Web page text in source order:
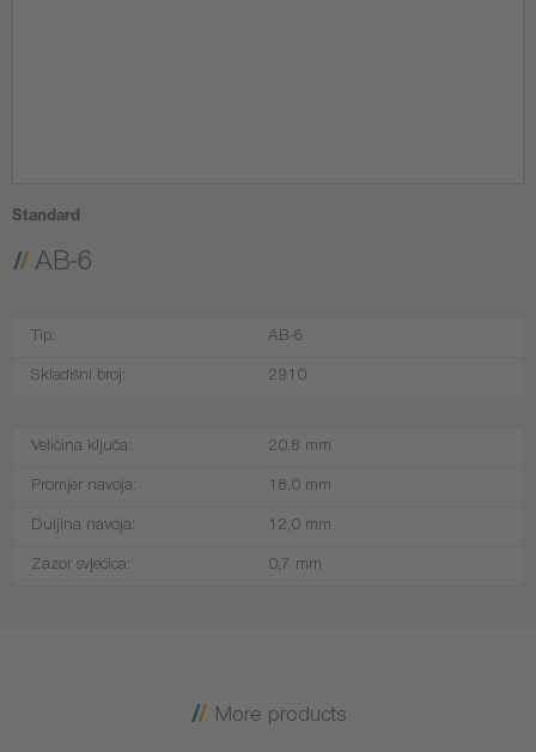
Standard
AB-6
Tip: AB-6
Skladišni broj: 2910
Veličina ključa: 20,8 mm
Promjer navoja: 18,0 mm
Duljina navoja: 12,0 mm
Zazor svjećica: 0,7 mm
More products